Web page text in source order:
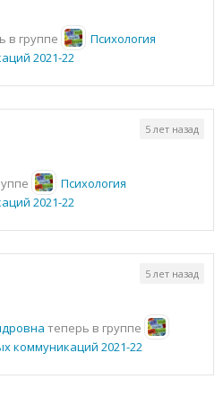
в группе
Психология
2021-22
Психология
2021-22
5 лет назад
теперь в группе
коммуникаций 2021-22
5 лет назад